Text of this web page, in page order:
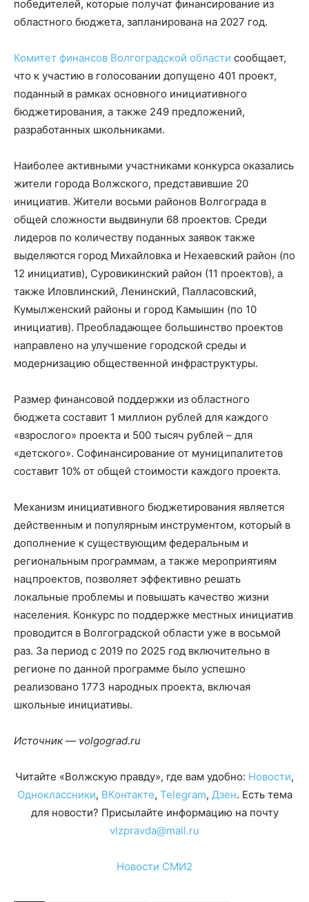
победителей, которые получат финансирование из
областного бюджета, запланирована на 2027 год.
Комитет финансов Волгоградской области сообщает,
что к участию в голосовании допущено 401 проект,
поданный в рамках основного инициативного
бюджетирования, а также 249 предложений,
разработанных школьниками.
Наиболее активными участниками конкурса оказались
жители города Волжского, представившие 20
инициатив. Жители восьми районов Волгограда в
общей сложности выдвинули 68 проектов. Среди
лидеров по количеству поданных заявок также
выделяются город Михайловка и Нехаевский район (по
12 инициатив), Суровикинский район (11 проектов), а
также Иловлинский, Ленинский, Палласовский,
Кумылженский районы и город Камышин (по 10
инициатив). Преобладающее большинство проектов
направлено на улучшение городской среды и
модернизацию общественной инфраструктуры.
Размер финансовой поддержки из областного
бюджета составит 1 миллион рублей для каждого
«взрослого» проекта и 500 тысяч рублей – для
«детского». Софинансирование от муниципалитетов
составит 10% от общей стоимости каждого проекта.
Механизм инициативного бюджетирования является
действенным и популярным инструментом, который в
дополнение к существующим федеральным и
региональным программам, а также мероприятиям
нацпроектов, позволяет эффективно решать
локальные проблемы и повышать качество жизни
населения. Конкурс по поддержке местных инициатив
проводится в Волгоградской области уже в восьмой
раз. За период с 2019 по 2025 год включительно в
регионе по данной программе было успешно
реализовано 1773 народных проекта, включая
школьные инициативы.
Источник — volgograd.ru
Читайте «Волжскую правду», где вам удобно: Новости,
Одноклассники, ВКонтакте, Telegram, Дзен. Есть тема
для новости? Присылайте информацию на почту
vlzpravda@mail.ru
Новости СМИ2